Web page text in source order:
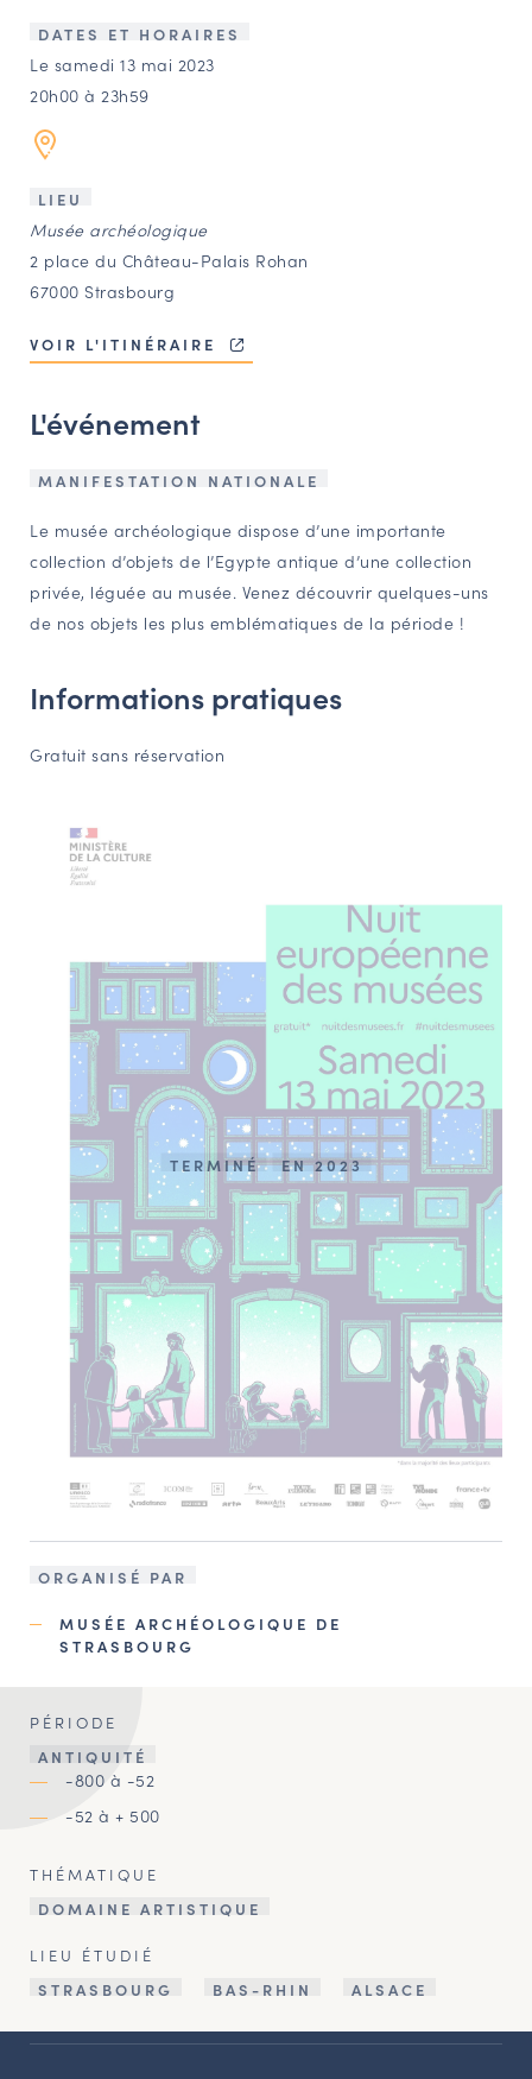
CONTACT
Agenda
Annuaire
Ressources
BOURSE D’ÉCHANGE
CARTES DES NAUDIN
Espace acteurs
NAVIGATION FILTRÉE « ACTEURS »
Comité d'Histoire Régionale
Amateurs d’histoire et de patrimoine
Responsables de structures
DATES ET HORAIRES
Le samedi 13 mai 2023
20h00 à 23h59
LIEU
Musée archéologique
2 place du Château-Palais Rohan
67000 Strasbourg
VOIR L'ITINÉRAIRE
L'événement
MANIFESTATION NATIONALE
Le musée archéologique dispose d’une importante
collection d’objets de l’Egypte antique d’une collection
privée, léguée au musée. Venez découvrir quelques-uns
de nos objets les plus emblématiques de la période !
Informations pratiques
Gratuit sans réservation
TERMINÉ EN 2023
ORGANISÉ PAR
MUSÉE ARCHÉOLOGIQUE DE
STRASBOURG
PÉRIODE
ANTIQUITÉ
-800 à -52
-52 à + 500
THÉMATIQUE
DOMAINE ARTISTIQUE
LIEU ÉTUDIÉ
STRASBOURG
BAS-RHIN ALSACE